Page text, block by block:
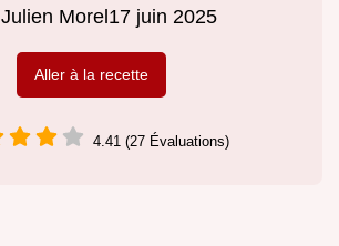
Julien Morel 17 juin 2025
Aller à la recette
4.41 (27 Évaluations)